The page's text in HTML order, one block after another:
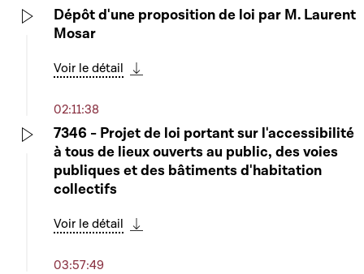
Dépôt d'une proposition de loi par M. Laurent
Mosar
Voir le détail
02:11:38
7346 - Projet de loi portant sur l'accessibilité
à tous de lieux ouverts au public, des voies
publiques et des bâtiments d'habitation
collectifs
Voir le détail
03:57:49